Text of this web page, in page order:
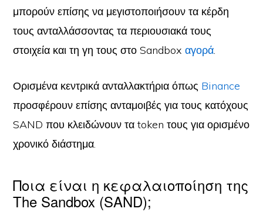
μπορούν επίσης να μεγιστοποιήσουν τα κέρδη
τους ανταλλάσσοντας τα περιουσιακά τους
στοιχεία και τη γη τους στο Sandboxαγορά.
Ορισμένα κεντρικά ανταλλακτήρια όπως Binance
προσφέρουν επίσης ανταμοιβές για τους κατόχους
SAND που κλειδώνουν τα token τους για ορισμένο
χρονικό διάστημα.
Ποια είναι η κεφαλαιοποίηση της
The Sandbox (SAND);